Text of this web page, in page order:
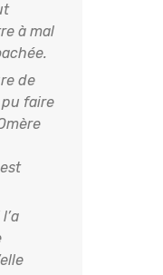
à mal
de
pu faire